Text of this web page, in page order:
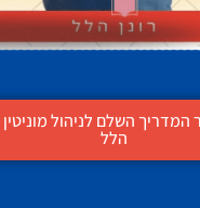
השלם לניהול מוניטין
הלל